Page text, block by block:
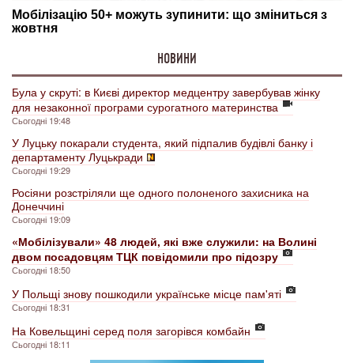
НОВИНИ
Була у скруті: в Києві директор медцентру завербував жінку
для незаконної програми сурогатного материнства
Сьогодні 19:48
У Луцьку покарали студента, який підпалив будівлі банку і
департаменту Луцькради
Сьогодні 19:29
Росіяни розстріляли ще одного полоненого захисника на
Донеччині
Сьогодні 19:09
«Мобілізували» 48 людей, які вже служили: на Волині
двом посадовцям ТЦК повідомили про підозру
Сьогодні 18:50
У Польщі знову пошкодили українське місце пам'яті
Сьогодні 18:31
На Ковельщині серед поля загорівся комбайн
Сьогодні 18:11